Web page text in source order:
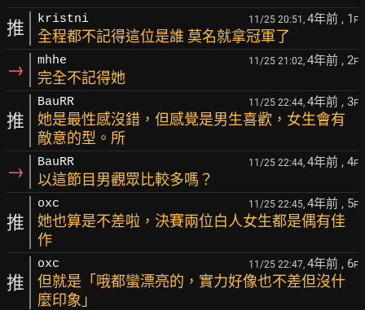
推 kristni 11/25 20:51, 4年前 , 1 F
全程都不記得這位是誰 莫名就拿冠軍了
→ mhhe 11/25 21:02, 4年前 , 2F
完全不記得她
推
BauRR 11/25 22:44, 4年前 , 3F
她是最性感沒錯，但感覺是男生喜歡，女生會有
敵意的型。所
→ BauRR 11/25 22:44, 4年前 , 4F
以這節目男觀眾比較多嗎？
推
oxc 11/25 22:45, 4年前 , 5F
她也算是不差啦，決賽兩位白人女生都是偶有佳
作
推
oxc 11/25 22:47, 4年前 , 6F
但就是「哦都蠻漂亮的，實力好像也不差但沒什
麼印象」